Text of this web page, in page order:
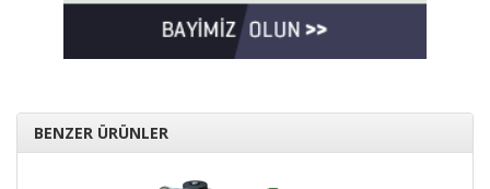
BENZER ÜRÜNLER